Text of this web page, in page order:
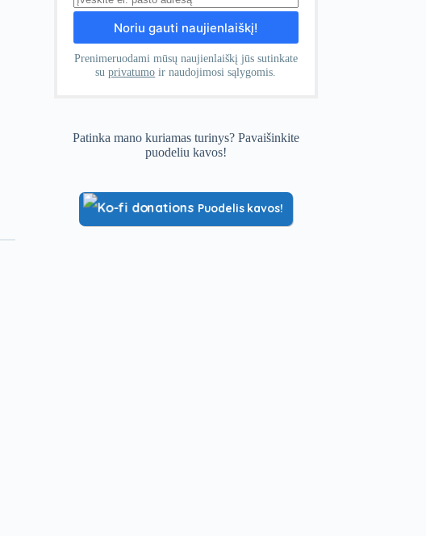
Prenimeruodami mūsų naujienlaiškį jūs sutinkate
suprivatumo ir naudojimosi sąlygomis.
Patinka mano kuriamas turinys? Pavaišinkite
puodeliu kavos!
Puodelis kavos!